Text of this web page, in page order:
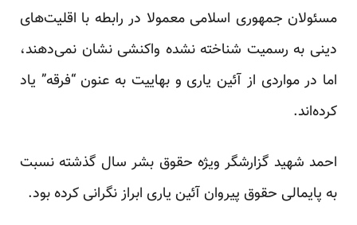
مسئولان جمهوری اسلامی معمولا در رابطه با اقلیت‌های
دینی به رسمیت شناخته نشده واکنشی نشان نمی‌دهند،
اما در مواردی از آئین یاری و بهاییت به عنون “فرقه” یاد
کرده‌اند.
احمد شهید گزارشگر ویژه حقوق بشر سال گذشته نسبت
به پایمالی حقوق پیروان آئین یاری ابراز نگرانی کرده بود.